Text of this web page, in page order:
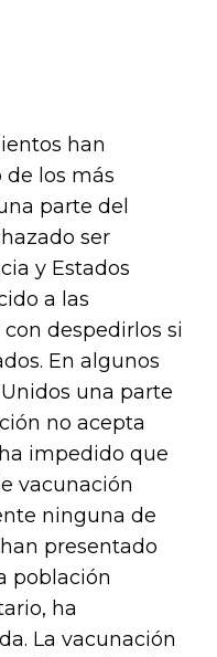
han
de los más
parte del
ser
y Estados
a las
despedirlos si
En algunos
una parte
no acepta
impedido que
vacunación
ninguna de
presentado
población
ha
La vacunación